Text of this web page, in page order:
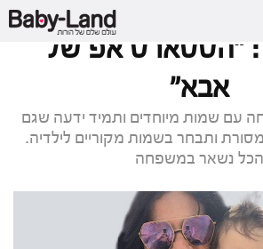
"הסטארט אפ של
אבא"
עם שמות מיוחדים ותמיד ידעה שגם
ותבחר בשמות מקוריים לילדיה.
הכל נשאר במשפחה